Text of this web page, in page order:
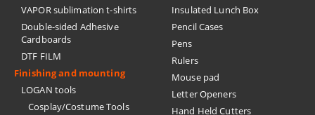
VAPOR sublimation t-shirts
Double-sided Adhesive
Cardboards
DTF FILM
Finishing and mounting
LOGAN tools
Cosplay/Costume Tools
Insulated Lunch Box
Pencil Cases
Pens
Rulers
Mouse pad
Letter Openers
Hand Held Cutters